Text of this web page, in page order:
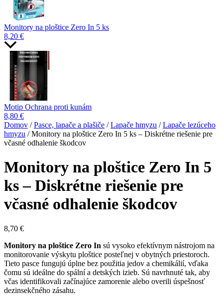
Monitory na ploštice Zero In 5 ks
8,20 €
Motip Ochrana proti kunám
8,80 €
Domov /Pasce, lapače a plašiče /Lapače hmyzu /Lapače lezúceho
hmyzu / Monitory na ploštice Zero In 5 ks – Diskrétne riešenie pre
včasné odhalenie škodcov
Monitory na ploštice Zero In 5
ks – Diskrétne riešenie pre
včasné odhalenie škodcov
8,70 €
Monitory na ploštice Zero In sú vysoko efektívnym nástrojom na
monitorovanie výskytu ploštice posteľnej v obytných priestoroch.
Tieto pasce fungujú úplne bez použitia jedov a chemikálií, vďaka
čomu sú ideálne do spální a detských izieb. Sú navrhnuté tak, aby
včas identifikovali začínajúce zamorenie alebo overili úspešnosť
dezinsekčného zásahu.